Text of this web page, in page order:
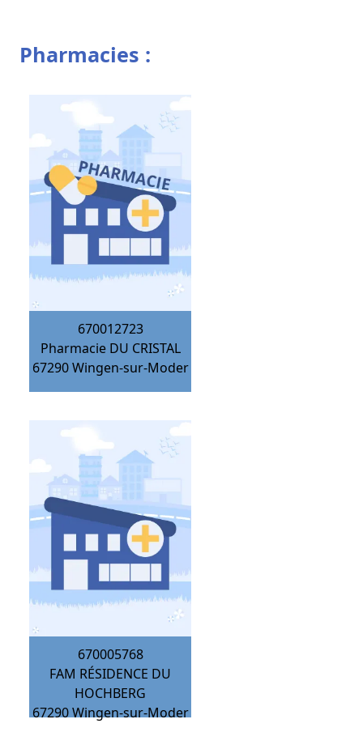
Pharmacies :
670012723
Pharmacie DU CRISTAL
67290 Wingen-sur-Moder
670005768
FAM RÉSIDENCE DU
HOCHBERG
67290 Wingen-sur-Moder